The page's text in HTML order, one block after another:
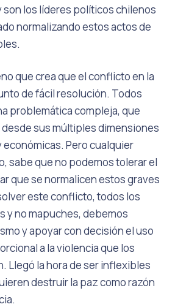
los líderes políticos chilenos
normalizando estos actos de
que crea que el conflicto en la
de fácil resolución. Todos
problemática compleja, que
sus múltiples dimensiones
Pero cualquier
sabe que no podemos tolerar el
que se normalicen estos graves
este conflicto, todos los
y no mapuches, debemos
y apoyar con decisión el uso
a la violencia que los
Llegó la hora de ser inflexibles
destruir la paz como razón